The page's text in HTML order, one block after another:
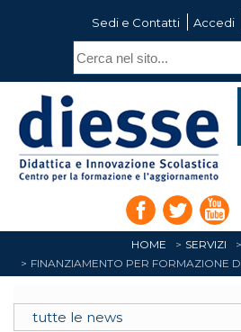
Sedi e Contatti Accedi
HOME SERVIZI
FINANZIAMENTO PER FORMAZIONE
tutte le news